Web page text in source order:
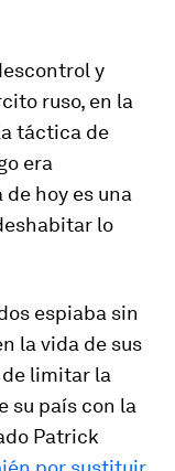
y
ruso, en la
táctica de
era
hoy es una
lo
espiaba sin
la vida de sus
limitar la
su país con la
Patrick